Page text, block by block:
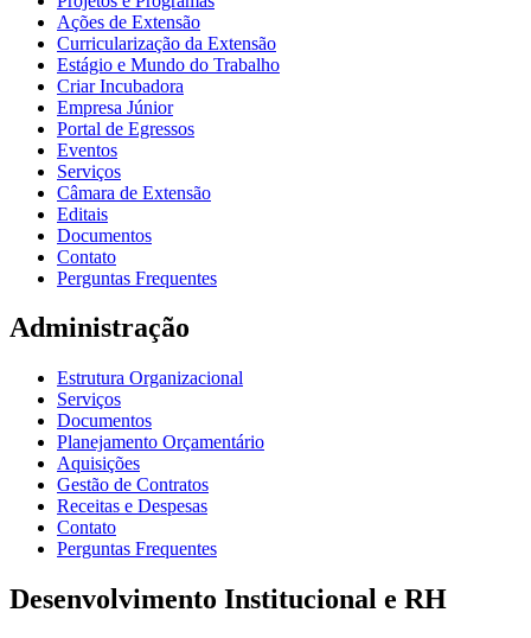
Ações de Extensão
Curricularização da Extensão
Estágio e Mundo do Trabalho
Criar Incubadora
Empresa Júnior
Portal de Egressos
Eventos
Serviços
Câmara de Extensão
Editais
Documentos
Contato
Perguntas Frequentes
Administração
Estrutura Organizacional
Serviços
Documentos
Planejamento Orçamentário
Aquisições
Gestão de Contratos
Receitas e Despesas
Contato
Perguntas Frequentes
Desenvolvimento Institucional e RH